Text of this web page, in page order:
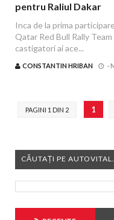
pentru Raliul Dakar
Inca de la prima
Qatar Red Bull Rally
castigatori ai ace...
CONSTANTIN HRIBAN -
PAGINI 1 DIN 2 1
CĂUTAȚI PE